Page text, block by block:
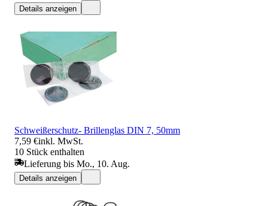
Details anzeigen
Schweißerschutz- Brillenglas DIN 7, 50mm
7,59 €inkl. MwSt.
10 Stück enthalten
Lieferung bis Mo., 10. Aug.
Details anzeigen